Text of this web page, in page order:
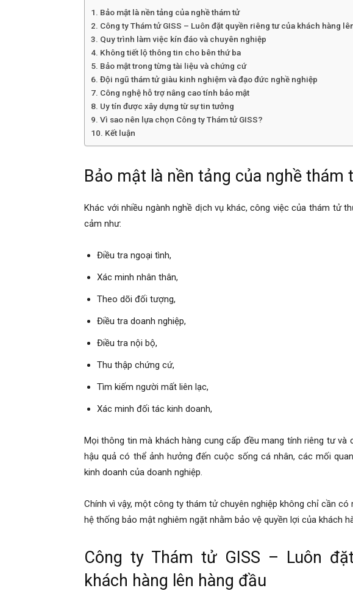
tu
giss
hai
phong,
phong
phong,
văn
phòng
Bảo mật là nền tảng của nghề thám tử
Công ty Thám tử GISS – Luôn đặt quyền riêng tư của khách hàng
Quy trình làm việc kín đáo và chuyên nghiệp
Không tiết lộ thông tin cho bên thứ ba
Bảo mật trong từng tài liệu và chứng cứ
Đội ngũ thám tử giàu kinh nghiệm và đạo đức nghề nghiệp
Công nghệ hỗ trợ nâng cao tính bảo mật
Uy tín được xây dựng từ sự tin tưởng
Vì sao nên lựa chọn Công ty Thám tử GISS?
Kết luận
Bảo mật là nền tảng của nghề thám
Khác với nhiều ngành nghề dịch vụ khác, công việc của thám tử
cảm như:
Điều tra ngoại tình,
Xác minh nhân thân,
Theo dõi đối tượng,
Điều tra doanh nghiệp,
Điều tra nội bộ,
Thu thập chứng cứ,
Tìm kiếm người mất liên lạc,
Xác minh đối tác kinh doanh,
Mọi thông tin mà khách hàng cung cấp đều mang tính riêng tư
hậu quả có thể ảnh hưởng đến cuộc sống cá nhân, các mối
kinh doanh của doanh nghiệp.
Chính vì vậy, một công ty thám tử chuyên nghiệp không chỉ cần
hệ thống bảo mật nghiêm ngặt nhằm bảo vệ quyền lợi của khách
Công ty Thám tử GISS – Luôn
khách hàng lên hàng đầu